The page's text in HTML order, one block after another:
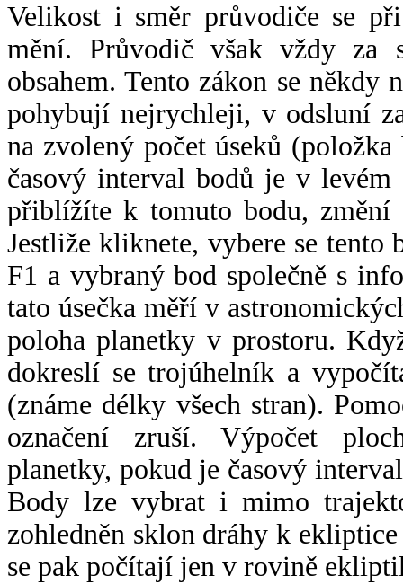
Velikost i směr průvodiče se
mění. Průvodič však vždy za
obsahem. Tento zákon se někdy
pohybují nejrychleji, v odsluní
na zvolený počet úseků
časový interval bodů je v
přiblížíte k tomuto bodu,
Jestliže kliknete, vybere se tento
F1 a vybraný bod společně s
tato úsečka měří v
poloha planetky v prostoru.
dokreslí se trojúhelník a
(známe délky všech stran).
označení zruší. Výpočet
planetky, pokud je časový
Body lze vybrat i mimo
zohledněn sklon dráhy k
se pak počítají jen v rovině